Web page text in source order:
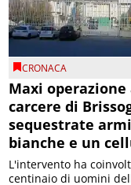
CRONACA
Maxi operazione
carcere di
sequestrate armi
bianche e un
L'intervento ha
centinaio di uomini